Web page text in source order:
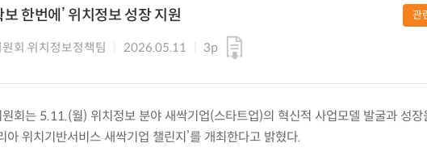
한번에’ 위치정보 성장 지원
회 위치정보정책팀 2026.05.11 3p
관
회는 5.11.(월) 위치정보 분야 새싹기업(스타트업)의 혁신적 사업모델 발굴과 성장
아 위치기반서비스 새싹기업 챌린지’를 개최한다고 밝혔다.